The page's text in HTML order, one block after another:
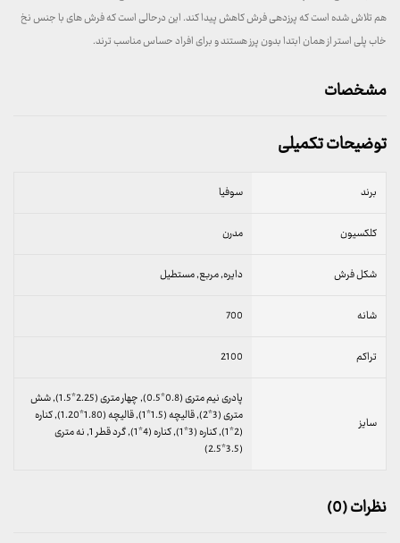
هم تلاش شده است که پرزدهی فرش کاهش پیدا کند. این درحالی است که فرش های با جنس نخ
خاب پلی استر از همان ابتدا بدون پرز هستند و برای افراد حساس مناسب ترند.
مشخصات
توضیحات تکمیلی
برند سوفیا
کلکسیون مدرن
شکل فرش دایره, مربع, مستطیل
شانه 700
تراکم 2100
سایز
پادری نیم متری (0.8*0.5), چهار متری (2.25*1.5), شش
متری (3*2), قالیچه (1.5*1), قالیچه (1.80*1.20), کناره
(2*1), کناره (3*1), کناره (4*1), گرد قطر 1, نه متری
(3.5*2.5)
نظرات (0)